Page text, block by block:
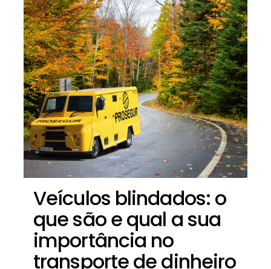
Veículos blindados: o
que são e qual a sua
importância no
transporte de dinheiro